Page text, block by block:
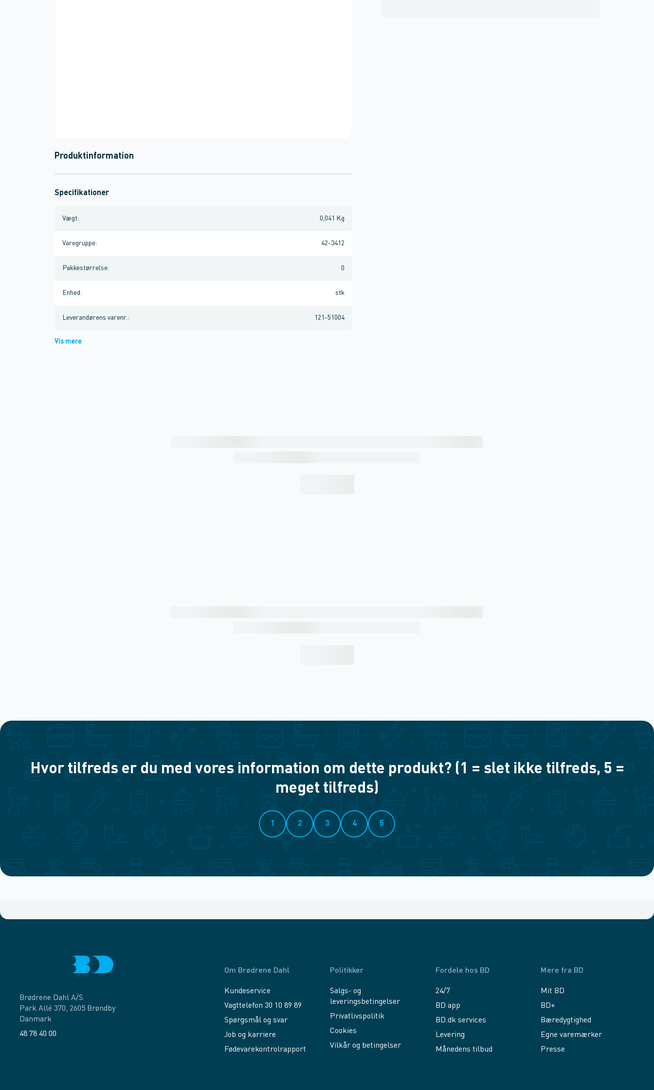
Produktinformation
Specifikationer
Vægt: 0,041 Kg
Varegruppe: 42-3412
Pakkestørrelse: 0
Enhed : stk
Leverandørens varenr. : 121-51004
Vis mere
Hvor tilfreds er du med vores information om dette produkt? (1 = slet ikke tilfreds, 5 =
meget tilfreds)
1 2 3 4 5
Brødrene Dahl A/S
Park Allé 370, 2605 Brøndby
Danmark
48 78 40 00
Om Brødrene Dahl
Kundeservice
Vagttelefon 30 10 89 89
Spørgsmål og svar
Job og karriere
Fødevarekontrolrapport
Politikker
Salgs- og
leveringsbetingelser
Privatlivspolitik
Cookies
Vilkår og betingelser
Fordele hos BD
24/7
BD app
BD.dk services
Levering
Månedens tilbud
Mere fra BD
Mit BD
BD+
Bæredygtighed
Egne varemærker
Presse